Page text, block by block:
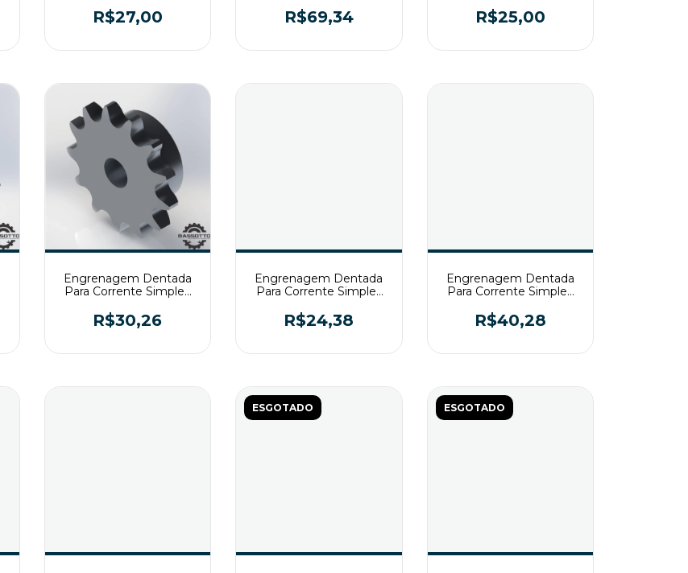
R$27,00 R$69,34 R$25,00
Engrenagem Dentada
Para Corrente Simples
R$30,26
Engrenagem Dentada
Para Corrente Simples
R$24,38
Engrenagem Dentada
Para Corrente Simples
R$40,28
ESGOTADO ESGOTADO